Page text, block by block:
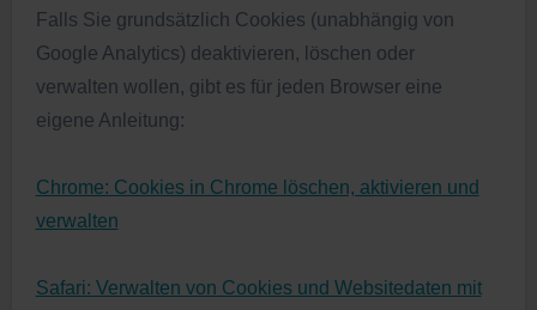
Falls Sie grundsätzlich Cookies (unabhängig von
Google Analytics) deaktivieren, löschen oder
verwalten wollen, gibt es für jeden Browser eine
eigene Anleitung:
Chrome: Cookies in Chrome löschen, aktivieren und
verwalten
Safari: Verwalten von Cookies und Websitedaten mit